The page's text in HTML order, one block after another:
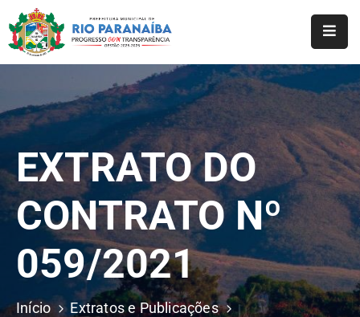
O
Município
Prefeitura
Notícias
Serviços
Transparência
EXTRATO DO
CONTRATO Nº
059/2021
Início
Extratos e Publicações